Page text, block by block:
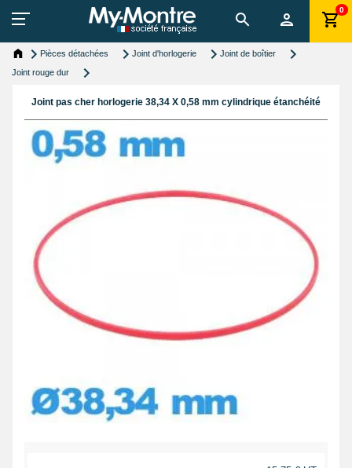
0
Pièces détachées Joint d'horlogerie
Joint de boîtier
Joint rouge dur
Joint pas cher horlogerie 38,34 X 0,58 mm cylindrique étanchéité